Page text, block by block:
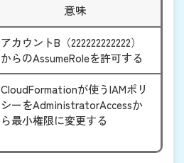
意味
アカウントB（222222222222）
からのAssumeRoleを許可する
CloudFormationが使うIAMポリ
シーをAdministratorAccessか
ら最小権限に変更する